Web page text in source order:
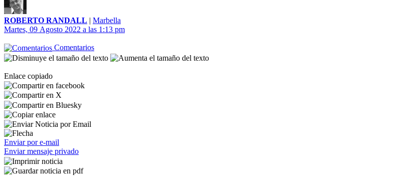
ROBERTO RANDALL | Marbella
Martes, 09 Agosto 2022 a las 1:13 pm
Comentarios
Enlace copiado
Enviar por e-mail
Enviar mensaje privado